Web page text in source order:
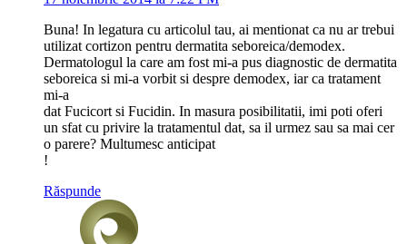
Buna! In legatura cu articolul tau, ai mentionat ca nu ar trebui
utilizat cortizon pentru dermatita seboreica/demodex.
Dermatologul la care am fost mi-a pus diagnostic de dermatita
seboreica si mi-a vorbit si despre demodex, iar ca tratament
mi-a
dat Fucicort si Fucidin. In masura posibilitatii, imi poti oferi
un sfat cu privire la tratamentul dat, sa il urmez sau sa mai cer
o parere? Multumesc anticipat
!
Răspunde